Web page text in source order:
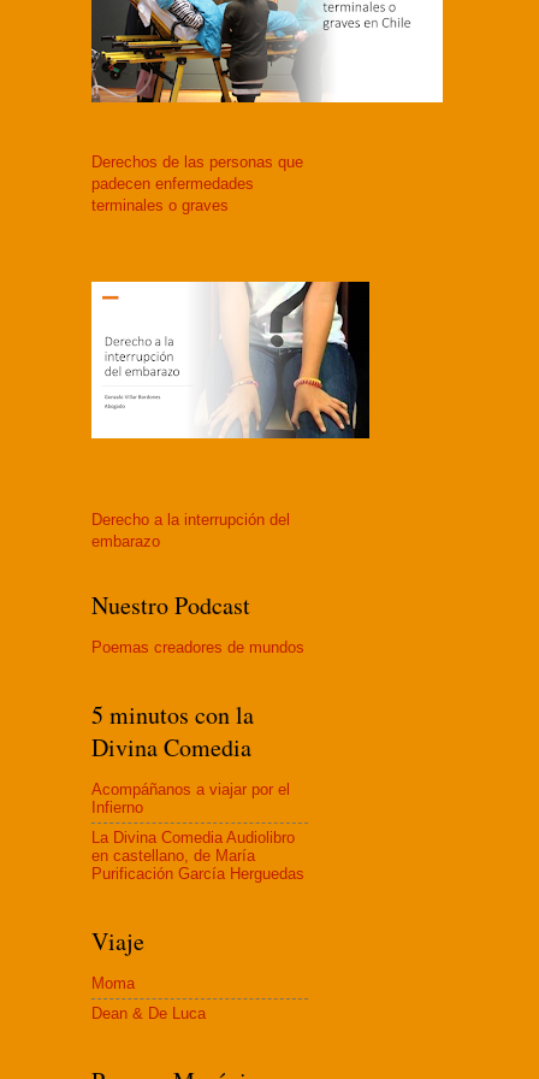
Derechos de las personas que
padecen enfermedades
terminales o graves
Derecho a la interrupción del
embarazo
Nuestro Podcast
Poemas creadores de mundos
5 minutos con la
Divina Comedia
Acompáñanos a viajar por el
Infierno
La Divina Comedia Audiolibro
en castellano, de María
Purificación García Herguedas
Viaje
Moma
Dean & De Luca